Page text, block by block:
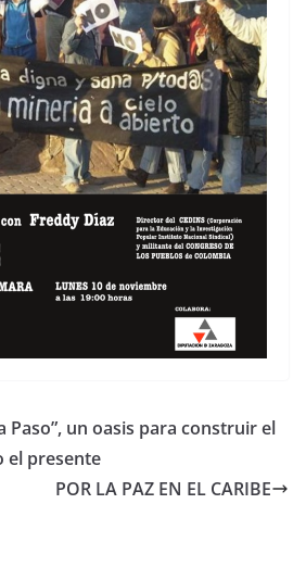
Paso”, un oasis para construir el
el presente
POR LA PAZ EN EL CARIBE